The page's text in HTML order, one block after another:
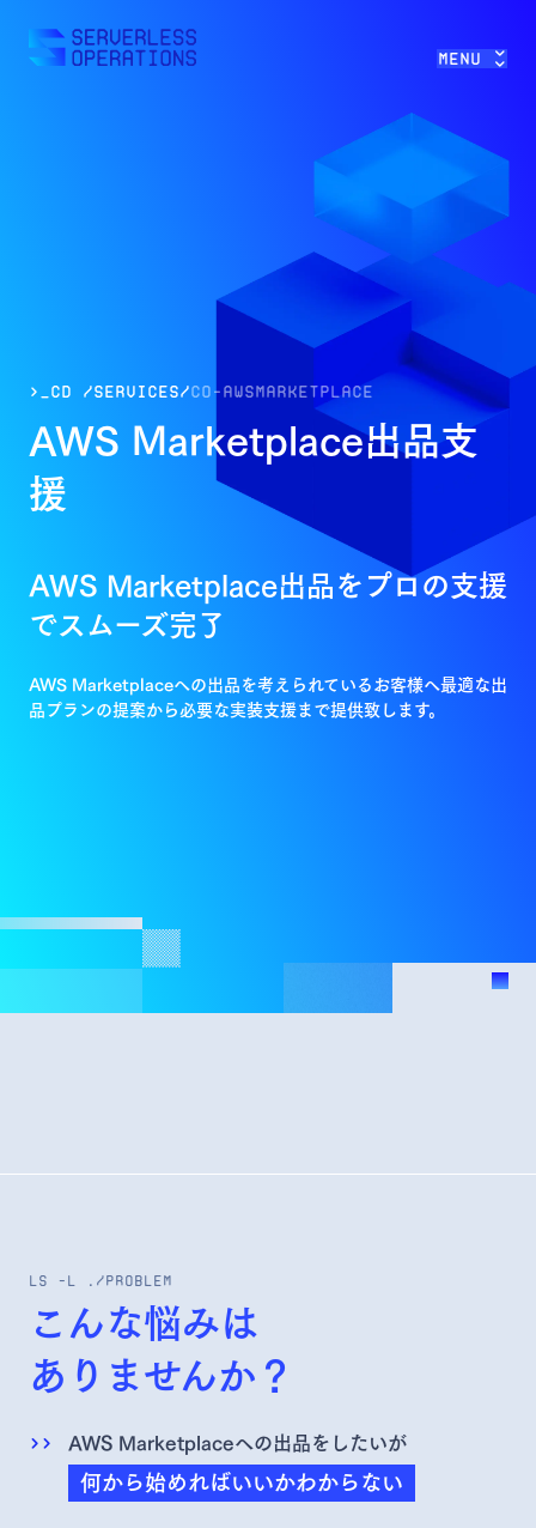
Menu >>
>_cd /services/co-awsmarketplace
AWS Marketplace出品支
援
AWS Marketplace出品をプロの支援
でスムーズ完了
AWS Marketplaceへの出品を考えられているお客様へ最適な出
品プランの提案から必要な実装支援まで提供致します。
LS -L ./PROBLEM
こんな悩みは
ありませんか？
AWS Marketplaceへの出品をしたいが
何から始めればいいかわからない